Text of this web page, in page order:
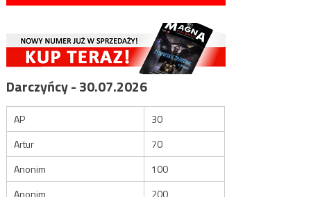
Darczyńcy - 30.07.2026
AP
30
Artur
70
Anonim
100
Anonim
200